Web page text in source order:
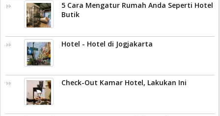
5 Cara Mengatur Rumah Anda Seperti Hotel
Butik
Hotel - Hotel di Jogjakarta
Check-Out Kamar Hotel, Lakukan Ini